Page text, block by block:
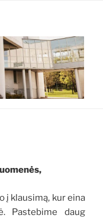
į klausimą, kur eina
Pastebime daug